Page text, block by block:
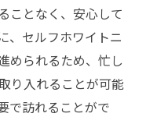
ことなく、安心して
、セルフホワイトニ
められるため、忙し
り入れることが可能
で訪れることがで